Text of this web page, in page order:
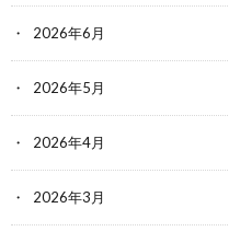
2026年6月
2026年5月
2026年4月
2026年3月